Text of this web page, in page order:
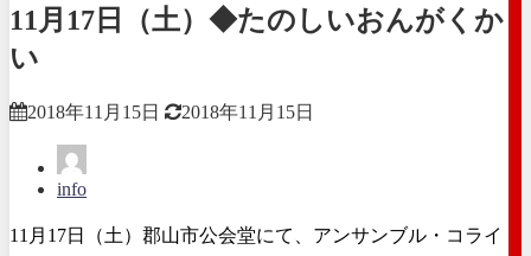
11月17日（土）◆たのしいおんがくか
い
2018年11月15日 2018年11月15日
info
11月17日（土）郡山市公会堂にて、アンサンブル・コライ